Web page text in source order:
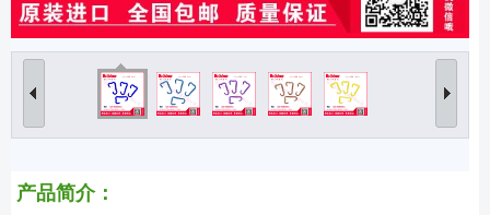
产品简介：